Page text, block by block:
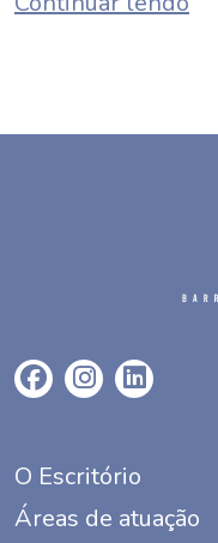
O Escritório
Áreas de atuação